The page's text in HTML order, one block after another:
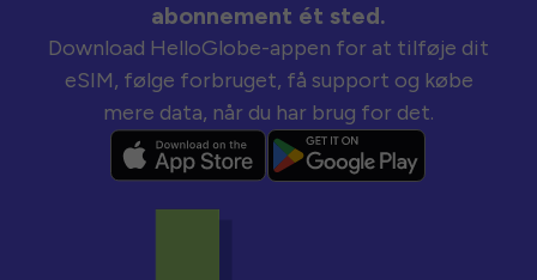
abonnement ét sted.
Download HelloGlobe-appen for at tilføje dit
eSIM, følge forbruget, få support og købe
mere data, når du har brug for det.